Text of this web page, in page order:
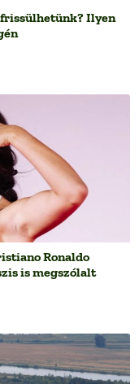
Ilyen
Ronaldo
is megszólalt